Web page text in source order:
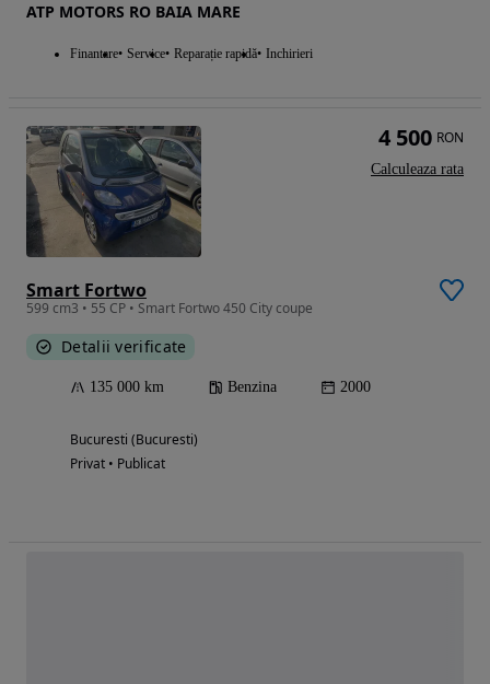
ATP MOTORS RO BAIA MARE
Finantare Service Reparație rapidă Inchirieri
Smart Fortwo
599 cm3 • 55 CP • Smart Fortwo 450 City coupe
Detalii verificate
135 000 km Benzina 2000
Bucuresti (Bucuresti)
Privat • Publicat
4 500 RON
Calculeaza rata